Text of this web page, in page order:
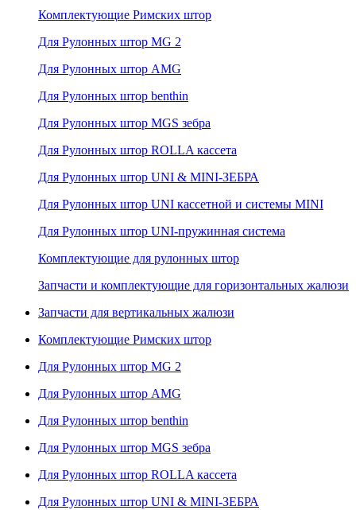
Комплектующие Римских штор
Для Рулонных штор MG 2
Для Рулонных штор AMG
Для Рулонных штор benthin
Для Рулонных штор MGS зебра
Для Рулонных штор ROLLA кассета
Для Рулонных штор UNI & MINI-ЗЕБРА
Для Рулонных штор UNI кассетной и системы MINI
Для Рулонных штор UNI-пружинная система
Комплектующие для рулонных штор
Запчасти и комплектующие для горизонтальных жалюзи
Запчасти для вертикальных жалюзи
Комплектующие Римских штор
Для Рулонных штор MG 2
Для Рулонных штор AMG
Для Рулонных штор benthin
Для Рулонных штор MGS зебра
Для Рулонных штор ROLLA кассета
Для Рулонных штор UNI & MINI-ЗЕБРА